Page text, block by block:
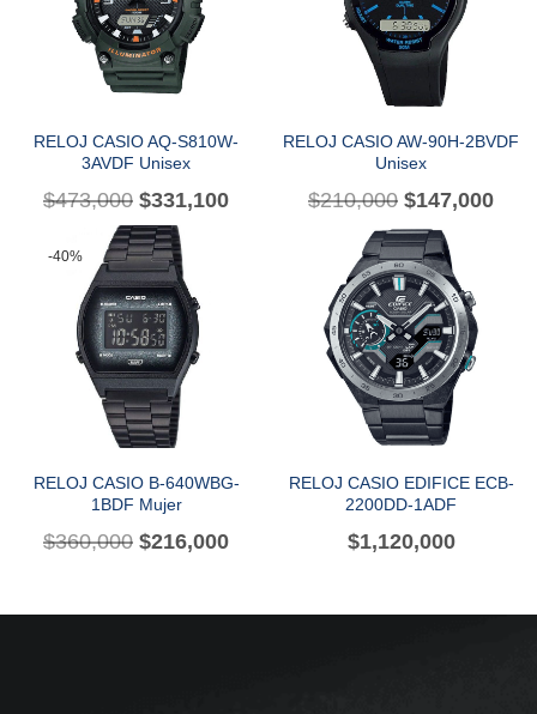
RELOJ CASIO AQ-S810W-
3AVDF Unisex
$473,000 $331,100
RELOJ CASIO AW-90H-2BVDF
Unisex
$210,000 $147,000
-40%
RELOJ CASIO B-640WBG-
1BDF Mujer
$360,000 $216,000
RELOJ CASIO EDIFICE ECB-
2200DD-1ADF
$1,120,000